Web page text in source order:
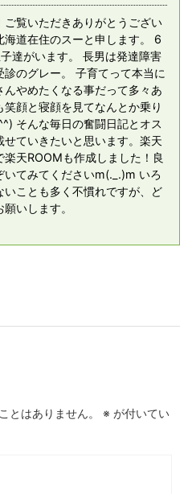
ご覧いただきありがとうござい
海道在住のスーと申します。 6
達がいます。 長男は発達障害
診のグレー。 子育てって本当に
んやめたくなる事だって多々あ
笑顔と寝顔を見てなんとか乗り
そんな毎日の奮闘日記とオス
せていきたいと思います。楽天
楽天ROOMも作成しました！良
いてみてくださいm(._.)m いろ
いことも多く不慣れですが、ど
いします。
とはありません。 ※ が付いてい